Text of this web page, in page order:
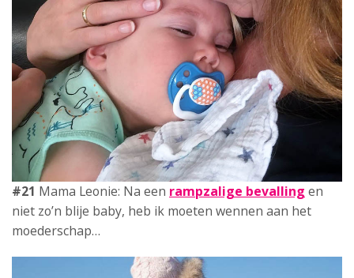
Mama Rianne: De11 maanden sprong